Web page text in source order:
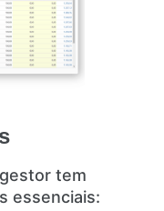
tem
essenciais: